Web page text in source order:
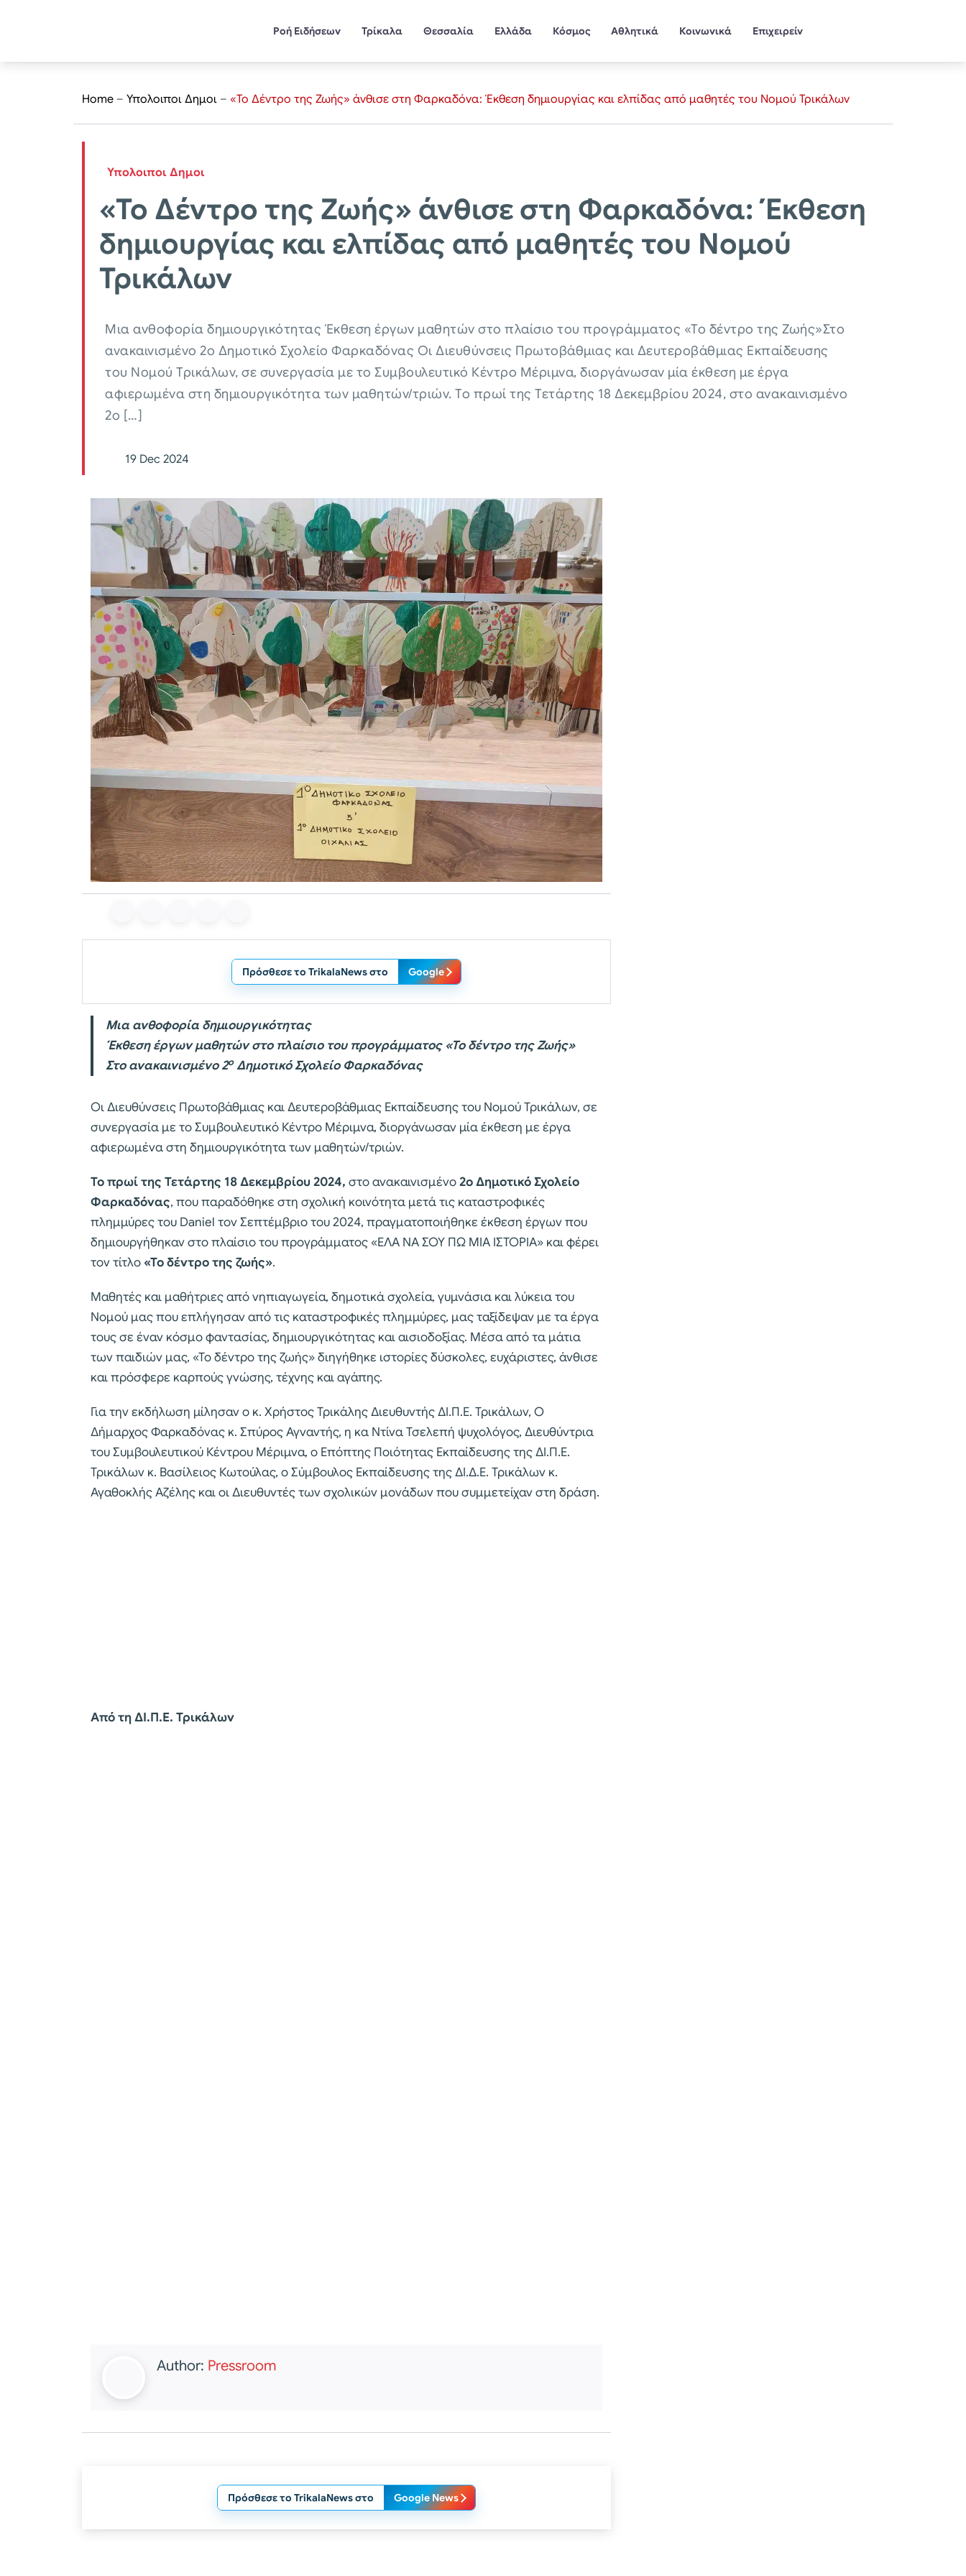
Ροή Ειδήσεων Τρίκαλα Θεσσαλία Ελλάδα Κόσμος Αθλητικά Κοινωνικά Επιχειρείν
Home – Υπολοιποι Δημοι – «Το Δέντρο της Ζωής» άνθισε στη Φαρκαδόνα: Έκθεση δημιουργίας και ελπίδας από μαθητές του Νομού Τρικάλων
Υπολοιποι Δημοι
«Το Δέντρο της Ζωής» άνθισε στη Φαρκαδόνα: Έκθεση
δημιουργίας και ελπίδας από μαθητές του Νομού
Τρικάλων
Μια ανθοφορία δημιουργικότητας Έκθεση έργων μαθητών στο πλαίσιο του προγράμματος «Το δέντρο της Ζωής»Στο
ανακαινισμένο 2ο Δημοτικό Σχολείο Φαρκαδόνας Οι Διευθύνσεις Πρωτοβάθμιας και Δευτεροβάθμιας Εκπαίδευσης
του Νομού Τρικάλων, σε συνεργασία με το Συμβουλευτικό Κέντρο Μέριμνα, διοργάνωσαν μία έκθεση με έργα
αφιερωμένα στη δημιουργικότητα των μαθητών/τριών. Το πρωί της Τετάρτης 18 Δεκεμβρίου 2024, στο ανακαινισμένο
2ο […]
19 Dec 2024
Πρόσθεσε το TrikalaNews στο Google
Μια ανθοφορία δημιουργικότητας
Έκθεση έργων μαθητών στο πλαίσιο του προγράμματος «Το δέντρο της Ζωής»
Στο ανακαινισμένο 2οΔημοτικό Σχολείο Φαρκαδόνας
Οι Διευθύνσεις Πρωτοβάθμιας και Δευτεροβάθμιας Εκπαίδευσης του Νομού Τρικάλων, σε
συνεργασία με το Συμβουλευτικό Κέντρο Μέριμνα, διοργάνωσαν μία έκθεση με έργα
αφιερωμένα στη δημιουργικότητα των μαθητών/τριών.
Το πρωί της Τετάρτης 18 Δεκεμβρίου 2024, στο ανακαινισμένο2ο Δημοτικό Σχολείο
Φαρκαδόνας, που παραδόθηκε στη σχολική κοινότητα μετά τις καταστροφικές
πλημμύρες του Daniel τον Σεπτέμβριο του 2024, πραγματοποιήθηκε έκθεση έργων που
δημιουργήθηκαν στο πλαίσιο του προγράμματος «ΕΛΑ ΝΑ ΣΟΥ ΠΩ ΜΙΑ ΙΣΤΟΡΙΑ» και φέρει
τον τίτλο«Το δέντρο της ζωής».
Μαθητές και μαθήτριες από νηπιαγωγεία, δημοτικά σχολεία, γυμνάσια και λύκεια του
Νομού μας που επλήγησαν από τις καταστροφικές πλημμύρες, μας ταξίδεψαν με τα έργα
τους σε έναν κόσμο φαντασίας, δημιουργικότητας και αισιοδοξίας. Μέσα από τα μάτια
των παιδιών μας, «Το δέντρο της ζωής» διηγήθηκε ιστορίες δύσκολες, ευχάριστες, άνθισε
και πρόσφερε καρπούς γνώσης, τέχνης και αγάπης.
Για την εκδήλωση μίλησαν ο κ. Χρήστος Τρικάλης Διευθυντής ΔΙ.Π.Ε. Τρικάλων, Ο
Δήμαρχος Φαρκαδόνας κ. Σπύρος Αγναντής, η κα Ντίνα Τσελεπή ψυχολόγος, Διευθύντρια
του Συμβουλευτικού Κέντρου Μέριμνα, ο Επόπτης Ποιότητας Εκπαίδευσης της ΔΙ.Π.Ε.
Τρικάλων κ. Βασίλειος Κωτούλας, ο Σύμβουλος Εκπαίδευσης της ΔΙ.Δ.Ε. Τρικάλων κ.
Αγαθοκλής Αζέλης και οι Διευθυντές των σχολικών μονάδων που συμμετείχαν στη δράση.
Από τη ΔΙ.Π.Ε. Τρικάλων
Author: Pressroom
Πρόσθεσε το TrikalaNews στο Google News